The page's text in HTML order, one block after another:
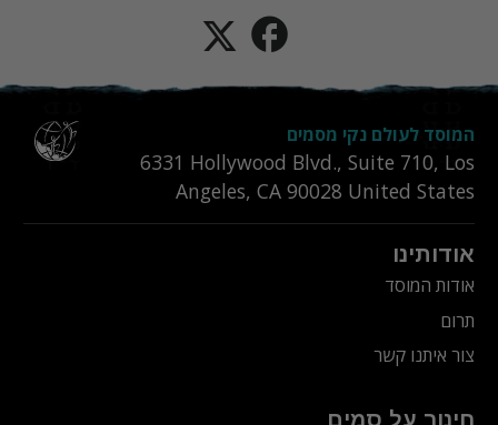
המוסד לעולם נקי מסמים
6331‎ Hollywood Blvd., Suite 710, Los
Angeles, CA 90028 United States
אודותינו
אודות המוסד
תרום
צור איתנו קשר
חינוך על סמים